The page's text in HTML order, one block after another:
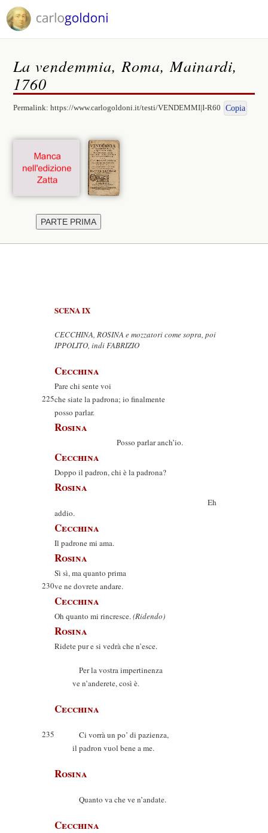
La vendemmia, Roma, Mainardi,
1760
Permalink:https://www.carlogoldoni.it/testi/VENDEMMI|I-R60 Copia
SCENA IX
CECCHINA, ROSINA e mozzatori come sopra, poi
IPPOLITO, indi FABRIZIO
Cecchina
Pare chi sente voi
225che siate la padrona; io finalmente
posso parlar.
Rosina
Posso parlar anch’io.
Cecchina
Doppo il padron, chi è la padrona?
Rosina
Eh
addio.
Cecchina
Il padrone mi ama.
Rosina
Sì sì, ma quanto prima
230ve ne dovrete andare.
Cecchina
Oh quanto mi rincresce.(Ridendo)
Rosina
Ridete pur e si vedrà che n’esce.
Per la vostra impertinenza
ve n’anderete, così è.
Cecchina
235
Ci vorrà un po’ di pazienza,
il padron vuol bene a me.
Rosina
Quanto va che ve n’andate.
Cecchina